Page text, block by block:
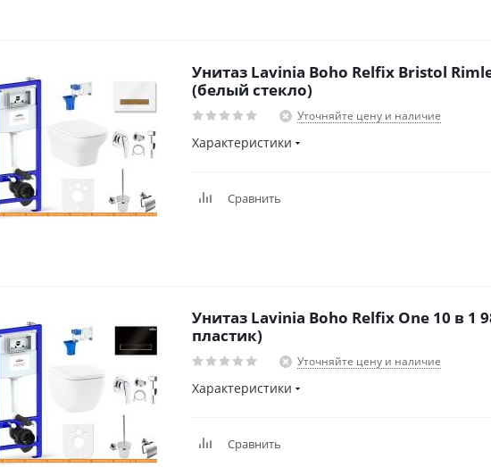
Унитаз Lavinia Boho Relfix Bristol
(белый стекло)
Уточняйте цену и наличие
Характеристики
Сравнить
Унитаз Lavinia Boho Relfix One 10 в 1
пластик)
Уточняйте цену и наличие
Характеристики
Сравнить